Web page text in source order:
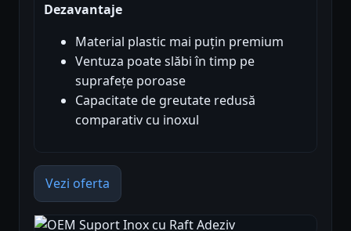
Dezavantaje
Material plastic mai puțin premium
Ventuza poate slăbi în timp pe
suprafețe poroase
Capacitate de greutate redusă
comparativ cu inoxul
Vezi oferta